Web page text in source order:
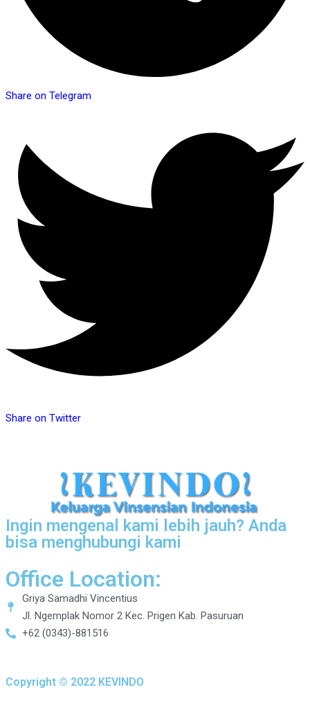
Share on Telegram
Share on Twitter
Ingin mengenal kami lebih jauh? Anda
bisa menghubungi kami
Office Location:
Griya Samadhi Vincentius
Jl. Ngemplak Nomor 2 Kec. Prigen Kab. Pasuruan
+62 (0343)-881516
Copyright © 2022 KEVINDO